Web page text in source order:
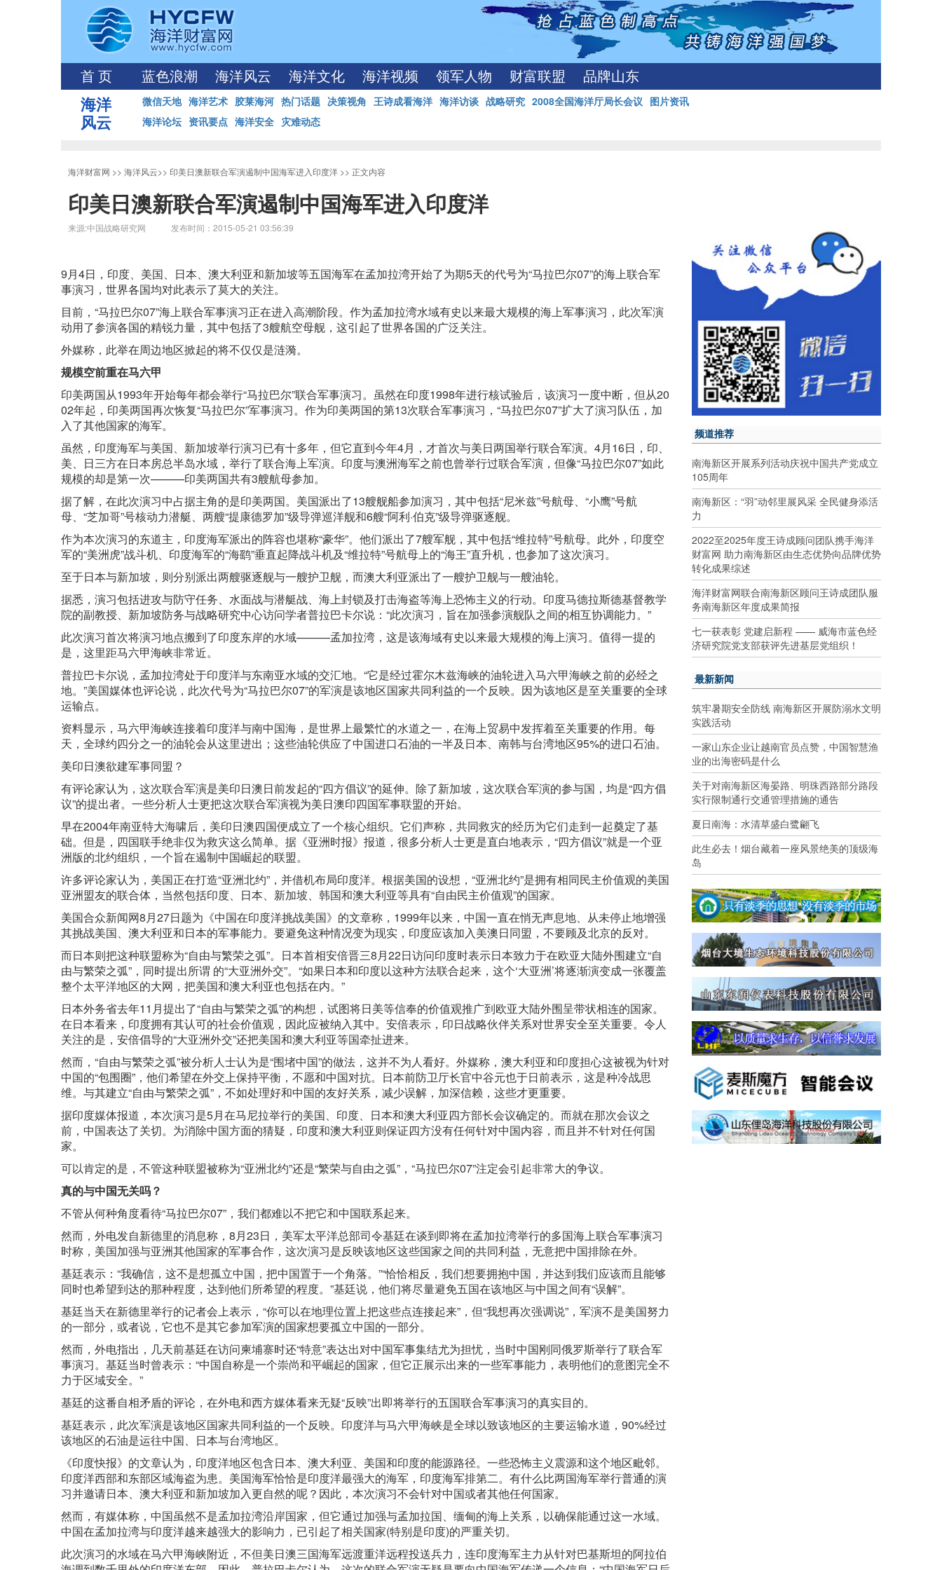
首 页 蓝色浪潮 海洋风云 海洋文化 海洋视频 领军人物 财富联盟 品牌山东
海洋
风云
微信天地 海洋艺术 胶莱海河 热门话题 决策视角 王诗成看海洋 海洋访谈 战略研究 2008全国海洋厅局长会议 图片资讯
海洋论坛 资讯要点 海洋安全 灾难动态
海洋财富网 >> 海洋风云>> 印美日澳新联合军演遏制中国海军进入印度洋 >> 正文内容
印美日澳新联合军演遏制中国海军进入印度洋
来源:中国战略研究网 发布时间：2015-05-21 03:56:39
9月4日，印度、美国、日本、澳大利亚和新加坡等五国海军在孟加拉湾开始了为期5天的代号为“马拉巴尔07”的海上联合军
事演习，世界各国均对此表示了莫大的关注。
目前，“马拉巴尔07”海上联合军事演习正在进入高潮阶段。作为孟加拉湾水域有史以来最大规模的海上军事演习，此次军演
动用了参演各国的精锐力量，其中包括了3艘航空母舰，这引起了世界各国的广泛关注。
外媒称，此举在周边地区掀起的将不仅仅是涟漪。
规模空前重在马六甲
印美两国从1993年开始每年都会举行“马拉巴尔”联合军事演习。虽然在印度1998年进行核试验后，该演习一度中断，但从20
02年起，印美两国再次恢复“马拉巴尔”军事演习。作为印美两国的第13次联合军事演习，“马拉巴尔07”扩大了演习队伍，加
入了其他国家的海军。
虽然，印度海军与美国、新加坡举行演习已有十多年，但它直到今年4月，才首次与美日两国举行联合军演。4月16日，印、
美、日三方在日本房总半岛水域，举行了联合海上军演。印度与澳洲海军之前也曾举行过联合军演，但像“马拉巴尔07”如此
规模的却是第一次———印美两国共有3艘航母参加。
据了解，在此次演习中占据主角的是印美两国。美国派出了13艘舰船参加演习，其中包括“尼米兹”号航母、“小鹰”号航
母、“芝加哥”号核动力潜艇、两艘“提康德罗加”级导弹巡洋舰和6艘“阿利·伯克”级导弹驱逐舰。
作为本次演习的东道主，印度海军派出的阵容也堪称“豪华”。他们派出了7艘军舰，其中包括“维拉特”号航母。此外，印度空
军的“美洲虎”战斗机、印度海军的“海鹞”垂直起降战斗机及“维拉特”号航母上的“海王”直升机，也参加了这次演习。
至于日本与新加坡，则分别派出两艘驱逐舰与一艘护卫舰，而澳大利亚派出了一艘护卫舰与一艘油轮。
据悉，演习包括进攻与防守任务、水面战与潜艇战、海上封锁及打击海盗等海上恐怖主义的行动。印度马德拉斯德基督教学
院的副教授、新加坡防务与战略研究中心访问学者普拉巴卡尔说：“此次演习，旨在加强参演舰队之间的相互协调能力。”
此次演习首次将演习地点搬到了印度东岸的水域———孟加拉湾，这是该海域有史以来最大规模的海上演习。值得一提的
是，这里距马六甲海峡非常近。
普拉巴卡尔说，孟加拉湾处于印度洋与东南亚水域的交汇地。“它是经过霍尔木兹海峡的油轮进入马六甲海峡之前的必经之
地。”美国媒体也评论说，此次代号为“马拉巴尔07”的军演是该地区国家共同利益的一个反映。因为该地区是至关重要的全球
运输点。
资料显示，马六甲海峡连接着印度洋与南中国海，是世界上最繁忙的水道之一，在海上贸易中发挥着至关重要的作用。每
天，全球约四分之一的油轮会从这里进出；这些油轮供应了中国进口石油的一半及日本、南韩与台湾地区95%的进口石油。
美印日澳欲建军事同盟？
有评论家认为，这次联合军演是美印日澳日前发起的“四方倡议”的延伸。除了新加坡，这次联合军演的参与国，均是“四方倡
议”的提出者。一些分析人士更把这次联合军演视为美日澳印四国军事联盟的开始。
早在2004年南亚特大海啸后，美印日澳四国便成立了一个核心组织。它们声称，共同救灾的经历为它们走到一起奠定了基
础。但是，四国联手绝非仅为救灾这么简单。据《亚洲时报》报道，很多分析人士更是直白地表示，“四方倡议”就是一个亚
洲版的北约组织，一个旨在遏制中国崛起的联盟。
许多评论家认为，美国正在打造“亚洲北约”，并借机布局印度洋。根据美国的设想，“亚洲北约”是拥有相同民主价值观的美国
亚洲盟友的联合体，当然包括印度、日本、新加坡、韩国和澳大利亚等具有“自由民主价值观”的国家。
美国合众新闻网8月27日题为《中国在印度洋挑战美国》的文章称，1999年以来，中国一直在悄无声息地、从未停止地增强
其挑战美国、澳大利亚和日本的军事能力。要避免这种情况变为现实，印度应该加入美澳日同盟，不要顾及北京的反对。
而日本则把这种联盟称为“自由与繁荣之弧”。日本首相安倍晋三8月22日访问印度时表示日本致力于在欧亚大陆外围建立“自
由与繁荣之弧”，同时提出所谓 的“大亚洲外交”。“如果日本和印度以这种方法联合起来，这个‘大亚洲’将逐渐演变成一张覆盖
整个太平洋地区的大网，把美国和澳大利亚也包括在内。”
日本外务省去年11月提出了“自由与繁荣之弧”的构想，试图将日美等信奉的价值观推广到欧亚大陆外围呈带状相连的国家。
在日本看来，印度拥有其认可的社会价值观，因此应被纳入其中。安倍表示，印日战略伙伴关系对世界安全至关重要。令人
关注的是，安倍倡导的“大亚洲外交”还把美国和澳大利亚等国牵扯进来。
然而，“自由与繁荣之弧”被分析人士认为是“围堵中国”的做法，这并不为人看好。外媒称，澳大利亚和印度担心这被视为针对
中国的“包围圈”，他们希望在外交上保持平衡，不愿和中国对抗。日本前防卫厅长官中谷元也于日前表示，这是种冷战思
维。与其建立“自由与繁荣之弧”，不如处理好和中国的友好关系，减少误解，加深信赖，这些才更重要。
据印度媒体报道，本次演习是5月在马尼拉举行的美国、印度、日本和澳大利亚四方部长会议确定的。而就在那次会议之
前，中国表达了关切。为消除中国方面的猜疑，印度和澳大利亚则保证四方没有任何针对中国内容，而且并不针对任何国
家。
可以肯定的是，不管这种联盟被称为“亚洲北约”还是“繁荣与自由之弧”，“马拉巴尔07”注定会引起非常大的争议。
真的与中国无关吗？
不管从何种角度看待“马拉巴尔07”，我们都难以不把它和中国联系起来。
然而，外电发自新德里的消息称，8月23日，美军太平洋总部司令基廷在谈到即将在孟加拉湾举行的多国海上联合军事演习
时称，美国加强与亚洲其他国家的军事合作，这次演习是反映该地区这些国家之间的共同利益，无意把中国排除在外。
基廷表示：“我确信，这不是想孤立中国，把中国置于一个角落。”“恰恰相反，我们想要拥抱中国，并达到我们应该而且能够
同时也希望到达的那种程度，达到他们所希望的程度。”基廷说，他们将尽量避免五国在该地区与中国之间有“误解”。
基廷当天在新德里举行的记者会上表示，“你可以在地理位置上把这些点连接起来”，但“我想再次强调说”，军演不是美国努力
的一部分，或者说，它也不是其它参加军演的国家想要孤立中国的一部分。
然而，外电指出，几天前基廷在访问柬埔寨时还“特意”表达出对中国军事集结尤为担忧，当时中国刚同俄罗斯举行了联合军
事演习。基廷当时曾表示：“中国自称是一个崇尚和平崛起的国家，但它正展示出来的一些军事能力，表明他们的意图完全不
力于区域安全。”
基廷的这番自相矛盾的评论，在外电和西方媒体看来无疑“反映”出即将举行的五国联合军事演习的真实目的。
基廷表示，此次军演是该地区国家共同利益的一个反映。印度洋与马六甲海峡是全球以致该地区的主要运输水道，90%经过
该地区的石油是运往中国、日本与台湾地区。
《印度快报》的文章认为，印度洋地区包含日本、澳大利亚、美国和印度的能源路径。一些恐怖主义震源和这个地区毗邻。
印度洋西部和东部区域海盗为患。美国海军恰恰是印度洋最强大的海军，印度海军排第二。有什么比两国海军举行普通的演
习并邀请日本、澳大利亚和新加坡加入更自然的呢？因此，本次演习不会针对中国或者其他任何国家。
然而，有媒体称，中国虽然不是孟加拉湾沿岸国家，但它通过加强与孟加拉国、缅甸的海上关系，以确保能通过这一水域。
中国在孟加拉湾与印度洋越来越强大的影响力，已引起了相关国家(特别是印度)的严重关切。
此次演习的水域在马六甲海峡附近，不但美日澳三国海军远渡重洋远程投送兵力，连印度海军主力从针对巴基斯坦的阿拉伯
频道推荐
南海新区开展系列活动庆祝中国共产党成立
105周年
南海新区：“羽”动邻里展风采 全民健身添活
力
2022至2025年度王诗成顾问团队携手海洋
财富网 助力南海新区由生态优势向品牌优势
转化成果综述
海洋财富网联合南海新区顾问王诗成团队服
务南海新区年度成果简报
七一获表彰 党建启新程 —— 威海市蓝色经
济研究院党支部获评先进基层党组织！
最新新闻
筑牢暑期安全防线 南海新区开展防溺水文明
实践活动
一家山东企业让越南官员点赞，中国智慧渔
业的出海密码是什么
关于对南海新区海晏路、明珠西路部分路段
实行限制通行交通管理措施的通告
夏日南海：水清草盛白鹭翩飞
此生必去！烟台藏着一座风景绝美的顶级海
岛